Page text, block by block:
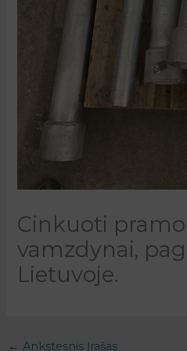
Cinkuoti
vamzdynai,
Lietuvoje.
← Ankstesnis Įrašas